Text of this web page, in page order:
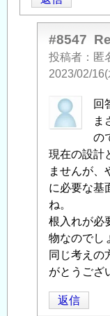
#8547
投稿者 匿
2023/02/
匿
名
稿
者
に
よ
る
「Re:
岩
着
礎」
回
ま
の
現在の設計
ませんが、
に必要な基
ね。
根入れが必
物なのでし
同じ考えの
がとうござ
返信